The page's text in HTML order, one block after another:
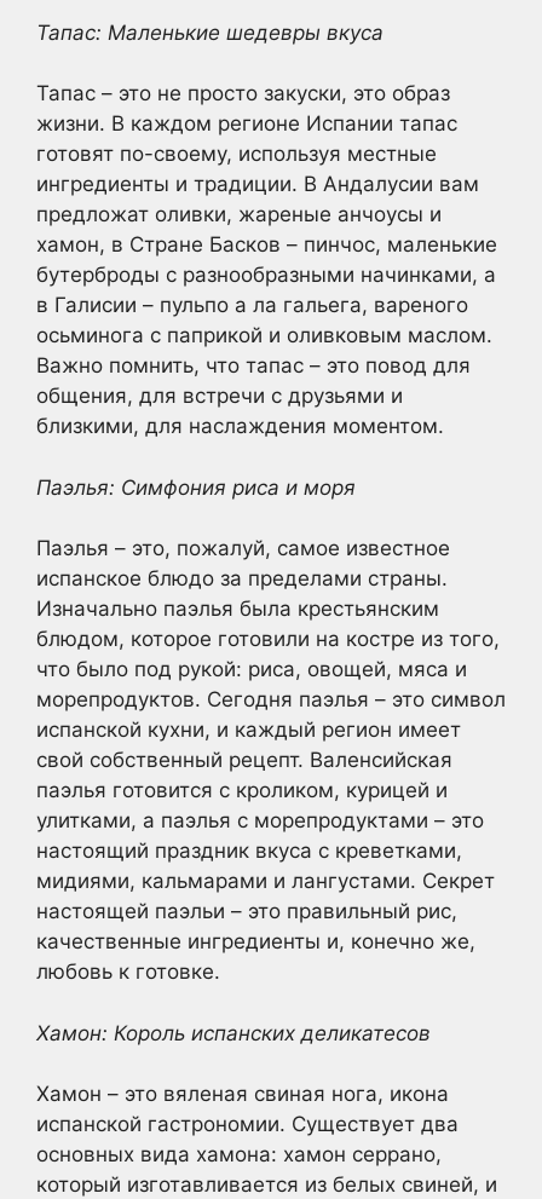
Тапас: Маленькие шедевры вкуса
Тапас – это не просто закуски, это образ
жизни. В каждом регионе Испании тапас
готовят по-своему, используя местные
ингредиенты и традиции. В Андалусии вам
предложат оливки, жареные анчоусы и
хамон, в Стране Басков – пинчос, маленькие
бутерброды с разнообразными начинками, а
в Галисии – пульпо а ла гальега, вареного
осьминога с паприкой и оливковым маслом.
Важно помнить, что тапас – это повод для
общения, для встречи с друзьями и
близкими, для наслаждения моментом.
Паэлья: Симфония риса и моря
Паэлья – это, пожалуй, самое известное
испанское блюдо за пределами страны.
Изначально паэлья была крестьянским
блюдом, которое готовили на костре из того,
что было под рукой: риса, овощей, мяса и
морепродуктов. Сегодня паэлья – это символ
испанской кухни, и каждый регион имеет
свой собственный рецепт. Валенсийская
паэлья готовится с кроликом, курицей и
улитками, а паэлья с морепродуктами – это
настоящий праздник вкуса с креветками,
мидиями, кальмарами и лангустами. Секрет
настоящей паэльи – это правильный рис,
качественные ингредиенты и, конечно же,
любовь к готовке.
Хамон: Король испанских деликатесов
Хамон – это вяленая свиная нога, икона
испанской гастрономии. Существует два
основных вида хамона: хамон серрано,
который изготавливается из белых свиней, и